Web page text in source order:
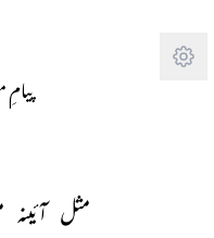
مثل آئینہ